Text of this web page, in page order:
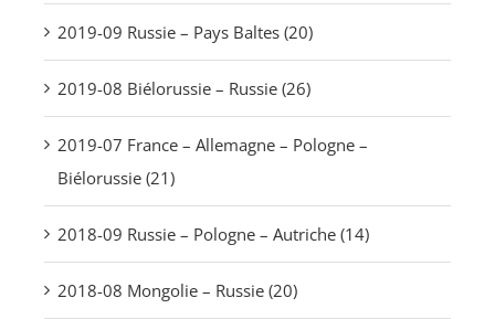
2019-09 Russie – Pays Baltes (20)
2019-08 Biélorussie – Russie (26)
2019-07 France – Allemagne – Pologne –
Biélorussie (21)
2018-09 Russie – Pologne – Autriche (14)
2018-08 Mongolie – Russie (20)